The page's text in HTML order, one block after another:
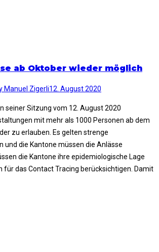
ab Oktober wieder möglich
Manuel Zigerli12. August 2020
seiner Sitzung vom 12. August 2020
mit mehr als 1000 Personen ab dem
zu erlauben. Es gelten strenge
und die Kantone müssen die Anlässe
die Kantone ihre epidemiologische Lage
für das Contact Tracing berücksichtigen. Damit